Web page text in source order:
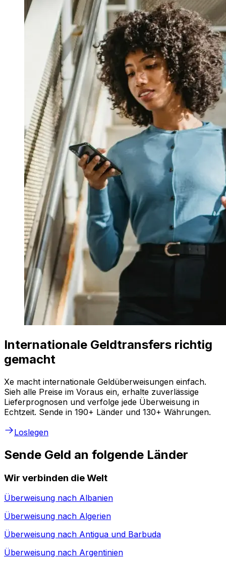
Internationale Geldtransfers richtig
gemacht
Xe macht internationale Geldüberweisungen einfach.
Sieh alle Preise im Voraus ein, erhalte zuverlässige
Lieferprognosen und verfolge jede Überweisung in
Echtzeit. Sende in 190+ Länder und 130+ Währungen.
Loslegen
Sende Geld an folgende Länder
Wir verbinden die Welt
Überweisung nach Albanien
Überweisung nach Algerien
Überweisung nach Antigua und Barbuda
Überweisung nach Argentinien